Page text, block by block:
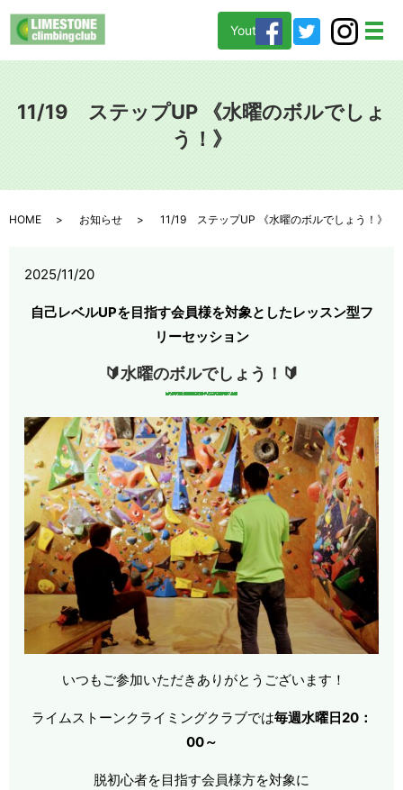
メ
Youtube
11/19 ステップUP 《水曜のボルでしょ
う！》
HOME お知らせ 11/19 ステップUP 《水曜のボルでしょう！》
2025/11/20
自己レベルUPを目指す会員様を対象としたレッスン型フ
リーセッション
🔰水曜のボルでしょう！🔰
いつもご参加いただきありがとうございます！
ライムストーンクライミングクラブでは毎週水曜日20：
00～
脱初心者を目指す会員様方を対象に